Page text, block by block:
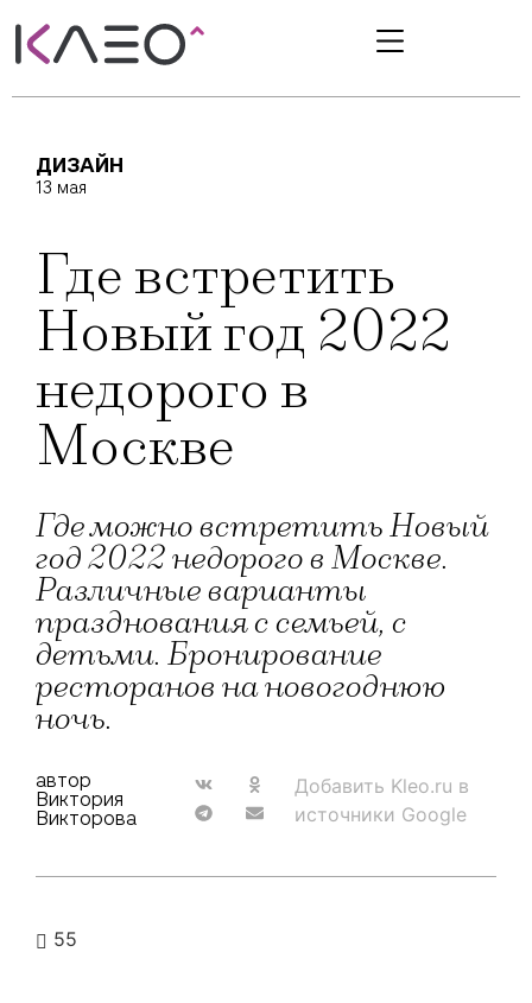
ДИЗАЙН
13 мая
Где встретить
Новый год 2022
недорого в
Москве
Где можно встретить Новый
год 2022 недорого в Москве.
Различные варианты
празднования с семьей, с
детьми. Бронирование
ресторанов на новогоднюю
ночь.
автор
Виктория
Викторова
Добавить Kleo.ru в
источники Google
55